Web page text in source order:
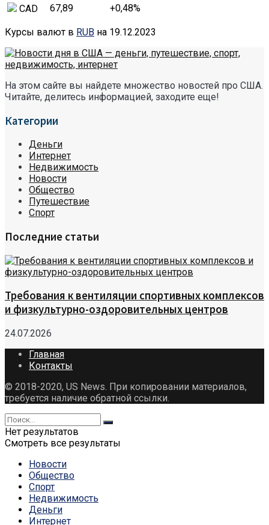
CAD
67,89 +0,48%
Курсы валют в RUB на 19.12.2023
На этом сайте вы найдете множество новостей про США.
Читайте, делитесь информацией, заходите еще!
Категории
Деньги
Интернет
Недвижимость
Новости
Общество
Путешествие
Спорт
Последние статьи
Требования к вентиляции спортивных комплексов
и физкультурно-оздоровительных центров
24.07.2026
Главная
Контакты
© 2018-2020, US News. При копировании материалов,
требуется наличие обратной ссылки.
Нет результатов
Смотреть все результаты
Новости
Общество
Спорт
Недвижимость
Деньги
Интернет